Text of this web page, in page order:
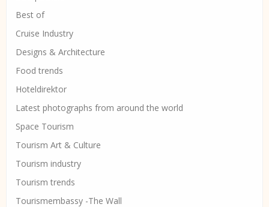
Best of
Cruise Industry
Designs & Architecture
Food trends
Hoteldirektor
Latest photographs from around the world
Space Tourism
Tourism Art & Culture
Tourism industry
Tourism trends
Tourismembassy -The Wall